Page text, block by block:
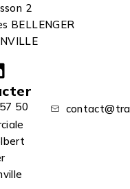
2
BELLENGER
50